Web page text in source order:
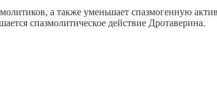
а также уменьшает спазмогенную
спазмолитическое действие Дротаверина.